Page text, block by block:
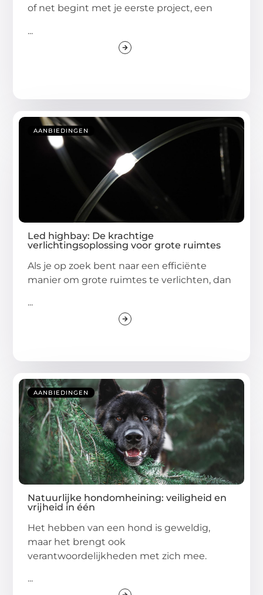
of net begint met je eerste project, een
...
AANBIEDINGEN
Led highbay: De krachtige
verlichtingsoplossing voor grote ruimtes
Als je op zoek bent naar een efficiënte
manier om grote ruimtes te verlichten, dan
...
AANBIEDINGEN
Natuurlijke hondomheining: veiligheid en
vrijheid in één
Het hebben van een hond is geweldig,
maar het brengt ook
verantwoordelijkheden met zich mee.
...